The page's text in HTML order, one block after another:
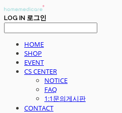
LOG IN 로그인
HOME
SHOP
EVENT
CS CENTER
NOTICE
FAQ
1:1문의게시판
CONTACT